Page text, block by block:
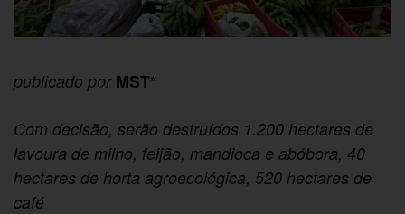
publicado por MST*
Com decisão, serão destruídos 1.200 hectares de
lavoura de milho, feijão, mandioca e abóbora, 40
hectares de horta agroecológica, 520 hectares de
café